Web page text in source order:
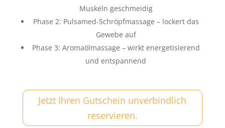
Muskeln geschmeidig
Phase 2: Pulsamed-Schröpfmassage – lockert das
Gewebe auf
Phase 3: Aromaölmassage – wirkt energetisierend
und entspannend
Jetzt Ihren Gutschein unverbindlich
reservieren.